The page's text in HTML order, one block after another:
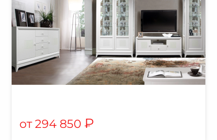
294 850 ₽